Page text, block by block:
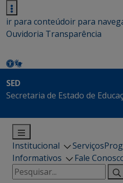
ir para conteúdoir para
Ouvidoria Transparência
SED
Secretaria de Estado de
Institucional Serviços
Informativos
Fale
Pesquisar